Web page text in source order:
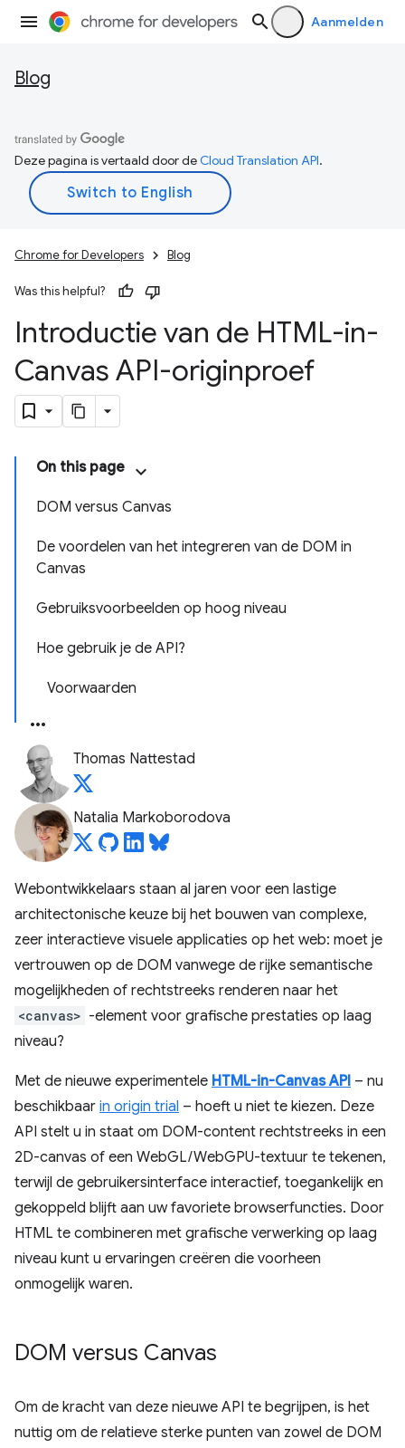
Aanmelden
Blog
Deze pagina is vertaald door deCloud Translation API.
Chrome for Developers Blog
Was this helpful?
Introductie van de HTML-in-
Canvas API-originproef
On this page
DOM versus Canvas
De voordelen van het integreren van de DOM in
Canvas
Gebruiksvoorbeelden op hoog niveau
Hoe gebruik je de API?
Voorwaarden
Thomas Nattestad
Natalia Markoborodova
Webontwikkelaars staan ​​al jaren voor een lastige
architectonische keuze bij het bouwen van complexe,
zeer interactieve visuele applicaties op het web: moet je
vertrouwen op de DOM vanwege de rijke semantische
mogelijkheden of rechtstreeks renderen naar het
<canvas> -element voor grafische prestaties op laag
niveau?
Met de nieuwe experimentele HTML-in-Canvas API – nu
beschikbaar in origin trial – hoeft u niet te kiezen. Deze
API stelt u in staat om DOM-content rechtstreeks in een
2D-canvas of een WebGL/WebGPU-textuur te tekenen,
terwijl de gebruikersinterface interactief, toegankelijk en
gekoppeld blijft aan uw favoriete browserfuncties. Door
HTML te combineren met grafische verwerking op laag
niveau kunt u ervaringen creëren die voorheen
onmogelijk waren.
DOM versus Canvas
Om de kracht van deze nieuwe API te begrijpen, is het
nuttig om de relatieve sterke punten van zowel de DOM